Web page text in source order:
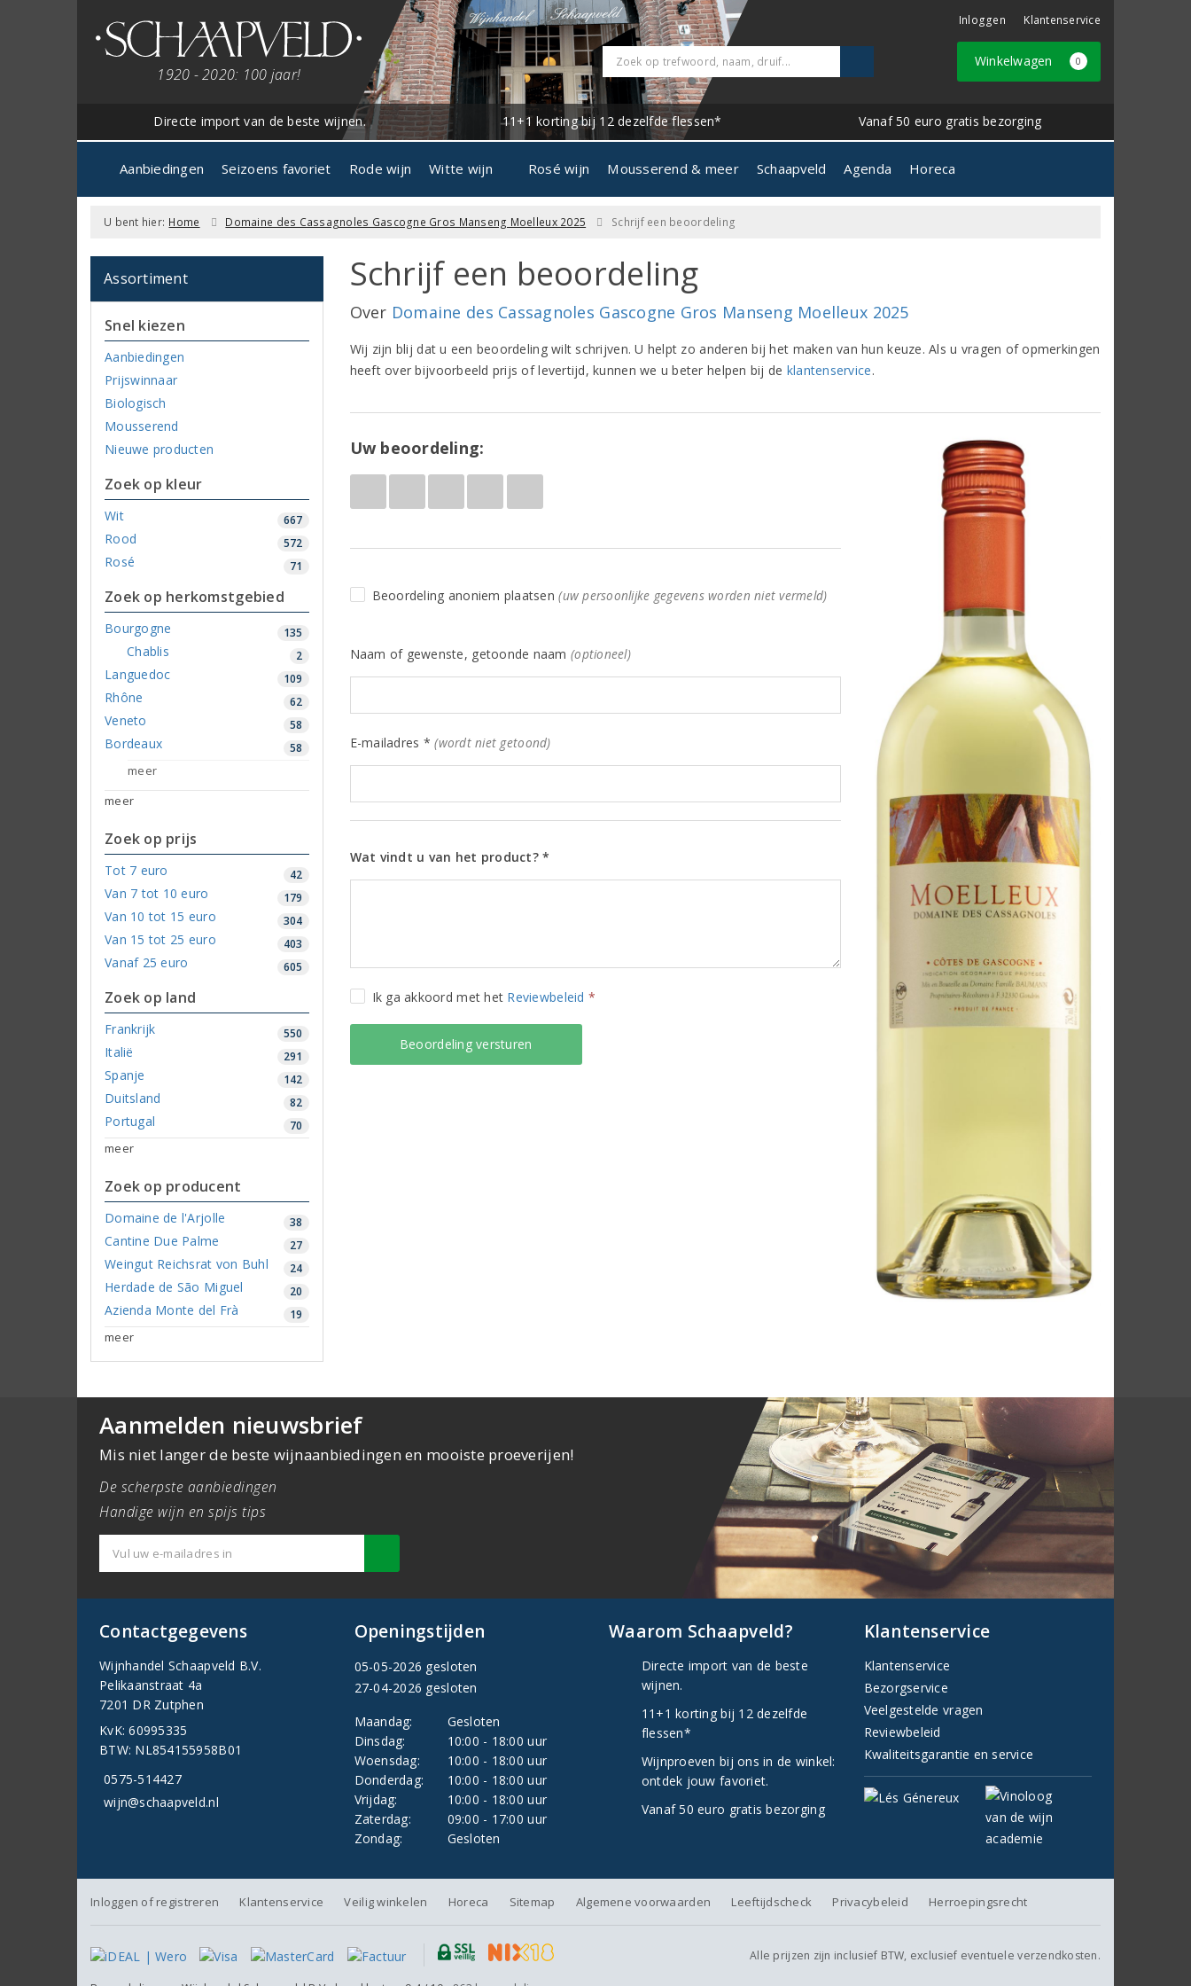
1920 - 2020: 100 jaar!
Inloggen Klantenservice
Winkelwagen 0
Directe import van de beste wijnen. 11+1 korting bij 12 dezelfde flessen* Vanaf 50 euro gratis bezorging
Aanbiedingen Seizoens favoriet Rode wijn Witte wijn Rosé wijn Mousserend & meer Schaapveld Agenda Horeca
U bent hier: Home Domaine des Cassagnoles Gascogne Gros Manseng Moelleux 2025 Schrijf een beoordeling
Assortiment
Snel kiezen
Aanbiedingen
Prijswinnaar
Biologisch
Mousserend
Nieuwe producten
Zoek op kleur
Wit 667
Rood 572
Rosé 71
Zoek op herkomstgebied
Bourgogne 135
Chablis 2
Languedoc 109
Rhône 62
Veneto 58
Bordeaux 58
meer
meer
Zoek op prijs
Tot 7 euro 42
Van 7 tot 10 euro 179
Van 10 tot 15 euro 304
Van 15 tot 25 euro 403
Vanaf 25 euro 605
Zoek op land
Frankrijk 550
Italië 291
Spanje 142
Duitsland 82
Portugal 70
meer
Zoek op producent
Domaine de l'Arjolle 38
Cantine Due Palme 27
Weingut Reichsrat von Buhl 24
Herdade de São Miguel 20
Azienda Monte del Frà 19
meer
Schrijf een beoordeling
Over Domaine des Cassagnoles Gascogne Gros Manseng Moelleux 2025
Wij zijn blij dat u een beoordeling wilt schrijven. U helpt zo anderen bij het maken van hun keuze. Als u vragen of opmerkingen
heeft over bijvoorbeeld prijs of levertijd, kunnen we u beter helpen bij de klantenservice.
Uw beoordeling:
Beoordeling anoniem plaatsen(uw persoonlijke gegevens worden niet vermeld)
Naam of gewenste, getoonde naam(optioneel)
E-mailadres *(wordt niet getoond)
Wat vindt u van het product? *
Ik ga akkoord met het Reviewbeleid *
Aanmelden nieuwsbrief
Mis niet langer de beste wijnaanbiedingen en mooiste proeverijen!
De scherpste aanbiedingen
Handige wijn en spijs tips
Contactgegevens
Wijnhandel Schaapveld B.V.
Pelikaanstraat 4a
7201 DR Zutphen
KvK: 60995335
BTW: NL854155958B01
0575-514427
wijn@schaapveld.nl
Openingstijden
05-05-2026 gesloten
27-04-2026 gesloten
Maandag:
Gesloten
Dinsdag:
10:00 - 18:00 uur
Woensdag:
10:00 - 18:00 uur
Donderdag:
10:00 - 18:00 uur
Vrijdag:
10:00 - 18:00 uur
Zaterdag:
09:00 - 17:00 uur
Zondag:
Gesloten
Waarom Schaapveld?
Directe import van de beste
wijnen.
11+1 korting bij 12 dezelfde
flessen*
Wijnproeven bij ons in de winkel:
ontdek jouw favoriet.
Vanaf 50 euro gratis bezorging
Klantenservice
Klantenservice
Bezorgservice
Veelgestelde vragen
Reviewbeleid
Kwaliteitsgarantie en service
Inloggen of registreren Klantenservice Veilig winkelen Horeca Sitemap Algemene voorwaarden Leeftijdscheck Privacybeleid Herroepingsrecht
Alle prijzen zijn inclusief BTW, exclusief eventuele verzendkosten.